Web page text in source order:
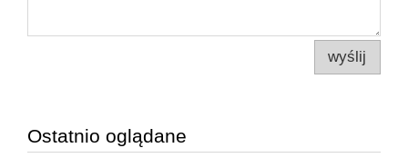
wyślij
Ostatnio oglądane